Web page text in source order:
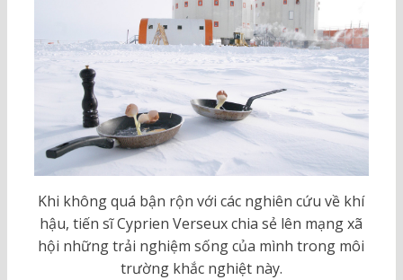
Khi không quá bận rộn với các nghiên cứu về khí
hậu, tiến sĩ Cyprien Verseux chia sẻ lên mạng xã
hội những trải nghiệm sống của mình trong môi
trường khắc nghiệt này.